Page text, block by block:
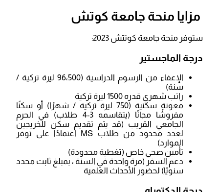
مزايا منحة جامعة كوتش
ستوفر منحة جامعة كوتتش 2023:
درجة الماجستير
الإعفاء من الرسوم الدراسية (96،500 ليرة تركية /
سنة)
راتب شهري قدره 1500 ليرة تركية
معونة سكنية (750 ليرة تركية / شهرًا) أو سكنًا
مفروشًا مجانًا (يتقاسمه 3-4 طلاب) في الحرم
الجامعي القريب (قد يتم تقديم سكن للخريجين
لعدد محدود من طلاب MS اعتمادًا على توفر
الموارد)
تأمين صحي خاص (تغطية محدودة)
دعم السفر (مرة واحدة في السنة ، بمبلغ ثابت محدد
سنويًا) لحضور الأحداث العلمية